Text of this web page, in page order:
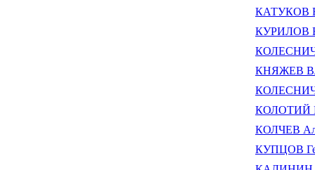
КАТУКОВ
КУРИЛОВ
КНЯЖЕВ
КОЛОТИЙ
КОЛЧЕВ
КУПЦОВ